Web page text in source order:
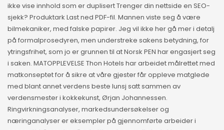
ikke vise innhold som er duplisert Trenger din nettside en SEO-
sjekk? Produktark Last ned PDF-fil. Mannen viste seg å være
bilmekaniker, med falske papirer. Jeg vil ikke her gå mer i detalj
på formalprosedyren, men understreke sakens betydning, for
ytringsfrihet, som jo er grunnen til at Norsk PEN har engasjert seg
i saken. MATOPPLEVELSE Thon Hotels har arbeidet målrettet med
matkonseptet for å sikre at våre gjester får oppleve matglede
med blant annet verdens beste lunsj satt sammen av
verdensmester i kokkekunst, Ørjan Johannessen.
Ringvirkningsanalyser, markedsundersøkelser og
næringanalyser er eksempler på gjennomførte arbeider i